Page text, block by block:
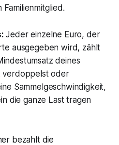
Jeder einzelne Euro, der
ausgegeben wird, zählt
deines
verdoppelst oder
Sammelgeschwindigkeit,
die ganze Last tragen
bezahlt die